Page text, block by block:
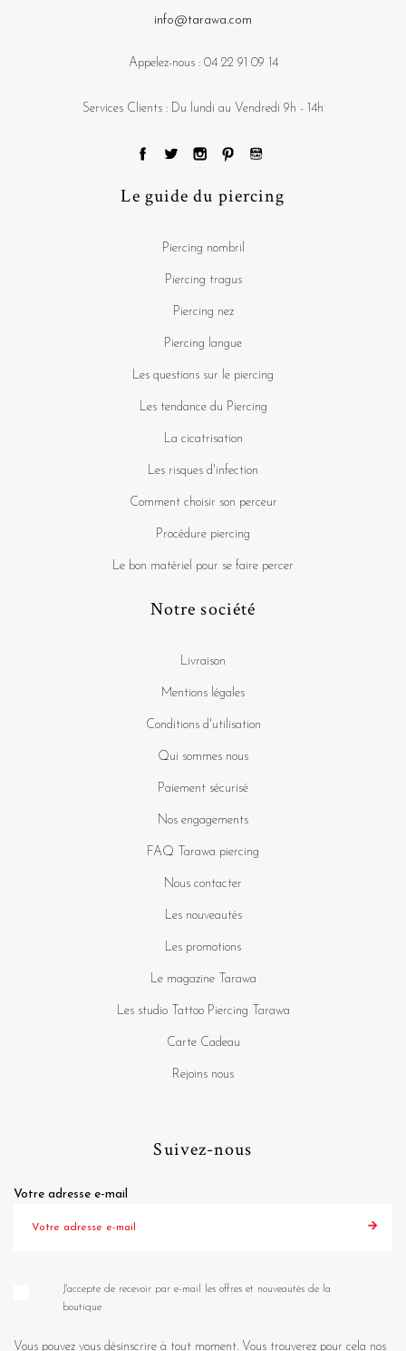
info@tarawa.com
Appelez-nous : 04 22 91 09 14
Services Clients : Du lundi au Vendredi 9h - 14h
Le guide du piercing
Piercing nombril
Piercing tragus
Piercing nez
Piercing langue
Les questions sur le piercing
Les tendance du Piercing
La cicatrisation
Les risques d'infection
Comment choisir son perceur
Procédure piercing
Le bon matériel pour se faire percer
Notre société
Livraison
Mentions légales
Conditions d'utilisation
Qui sommes nous
Paiement sécurisé
Nos engagements
FAQ Tarawa piercing
Nous contacter
Les nouveautés
Les promotions
Le magazine Tarawa
Les studio Tattoo Piercing Tarawa
Carte Cadeau
Rejoins nous
Suivez-nous
Votre adresse e-mail
J'accepte de recevoir par e-mail les offres et nouveautés de la
boutique
Vous pouvez vous désinscrire à tout moment. Vous trouverez pour cela nos